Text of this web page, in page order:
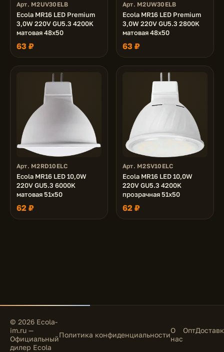
Арт. M2UV30ELB
Ecola MR16 LED Premium
3,0W 220V GU5.3 4200K
матовая 48x50
63 ₽
Арт. M2UW30ELB
Ecola MR16 LED Premium
3,0W 220V GU5.3 2800K
матовая 48x50
63 ₽
Арт. M2RD10ELC
Ecola MR16 LED 10,0W
220V GU5.3 6000K
матовая 51x50
62 ₽
Арт. M2SV10ELC
Ecola MR16 LED 10,0W
220V GU5.3 4200K
прозрачная 51x50
62 ₽
© 2026 Ecola-
im.ru —
Официальный
дилер Ecola
Политика конфиденциальностиО
нас
Опт